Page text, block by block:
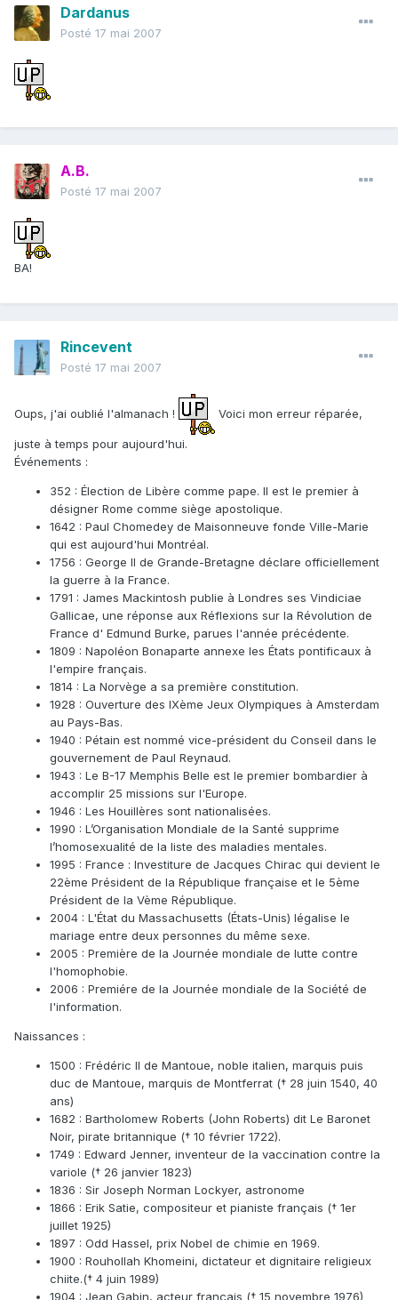
Dardanus
Posté 17 mai 2007
A.B.
Posté 17 mai 2007
BA!
Rincevent
Posté 17 mai 2007
Oups, j'ai oublié l'almanach ! Voici mon erreur réparée,
juste à temps pour aujourd'hui.
Événements :
352 : Élection de Libère comme pape. Il est le premier à
désigner Rome comme siège apostolique.
1642 : Paul Chomedey de Maisonneuve fonde Ville-Marie
qui est aujourd'hui Montréal.
1756 : George II de Grande-Bretagne déclare officiellement
la guerre à la France.
1791 : James Mackintosh publie à Londres ses Vindiciae
Gallicae, une réponse aux Réflexions sur la Révolution de
France d' Edmund Burke, parues l'année précédente.
1809 : Napoléon Bonaparte annexe les États pontificaux à
l'empire français.
1814 : La Norvège a sa première constitution.
1928 : Ouverture des IXème Jeux Olympiques à Amsterdam
au Pays-Bas.
1940 : Pétain est nommé vice-président du Conseil dans le
gouvernement de Paul Reynaud.
1943 : Le B-17 Memphis Belle est le premier bombardier à
accomplir 25 missions sur l'Europe.
1946 : Les Houillères sont nationalisées.
1990 : L’Organisation Mondiale de la Santé supprime
l’homosexualité de la liste des maladies mentales.
1995 : France : Investiture de Jacques Chirac qui devient le
22ème Président de la République française et le 5ème
Président de la Vème République.
2004 : L'État du Massachusetts (États-Unis) légalise le
mariage entre deux personnes du même sexe.
2005 : Première de la Journée mondiale de lutte contre
l'homophobie.
2006 : Premiére de la Journée mondiale de la Société de
l'information.
Naissances :
1500 : Frédéric II de Mantoue, noble italien, marquis puis
duc de Mantoue, marquis de Montferrat († 28 juin 1540, 40
ans)
1682 : Bartholomew Roberts (John Roberts) dit Le Baronet
Noir, pirate britannique († 10 février 1722).
1749 : Edward Jenner, inventeur de la vaccination contre la
variole († 26 janvier 1823)
1836 : Sir Joseph Norman Lockyer, astronome
1866 : Erik Satie, compositeur et pianiste français († 1er
juillet 1925)
1897 : Odd Hassel, prix Nobel de chimie en 1969.
1900 : Rouhollah Khomeini, dictateur et dignitaire religieux
chiite.(† 4 juin 1989)
1904 : Jean Gabin, acteur français († 15 novembre 1976)